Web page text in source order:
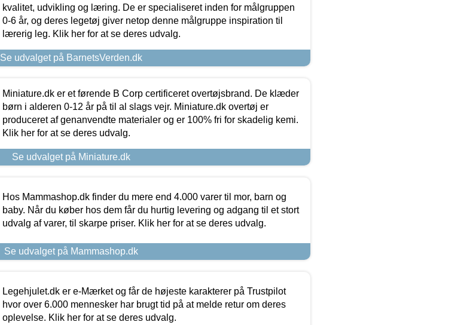
kvalitet, udvikling og læring. De er specialiseret inden for målgruppen
0-6 år, og deres legetøj giver netop denne målgruppe inspiration til
lærerig leg. Klik her for at se deres udvalg.
Se udvalget på BarnetsVerden.dk
Miniature.dk er et førende B Corp certificeret overtøjsbrand. De klæder
børn i alderen 0-12 år på til al slags vejr. Miniature.dk overtøj er
produceret af genanvendte materialer og er 100% fri for skadelig kemi.
Klik her for at se deres udvalg.
Se udvalget på Miniature.dk
Hos Mammashop.dk finder du mere end 4.000 varer til mor, barn og
baby. Når du køber hos dem får du hurtig levering og adgang til et stort
udvalg af varer, til skarpe priser. Klik her for at se deres udvalg.
Se udvalget på Mammashop.dk
Legehjulet.dk er e-Mærket og får de højeste karakterer på Trustpilot
hvor over 6.000 mennesker har brugt tid på at melde retur om deres
oplevelse. Klik her for at se deres udvalg.